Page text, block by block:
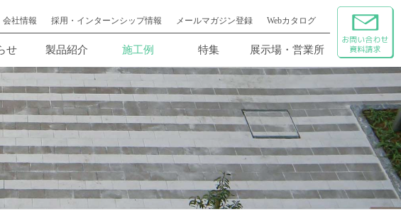
会社情報 採用・インターンシップ情報 メールマガジン登録 Webカタログ
せ 製品紹介 施工例 特集 展示場・営業所